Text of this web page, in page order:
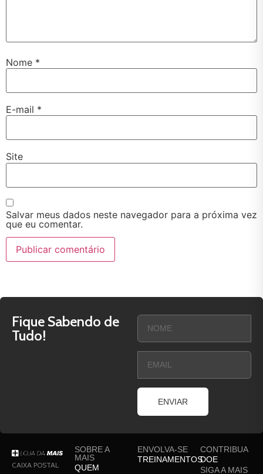
Nome *
E-mail *
Site
Salvar meus dados neste navegador para a próxima vez
que eu comentar.
Fique Sabendo de
Tudo!
ENVIAR
CAIXA POSTAL
SOBRE A
MAIS
QUEM
ENVOLVA-SE
TREINAMENTOS
CONTRIBUA
DOE
SIGA A MAIS